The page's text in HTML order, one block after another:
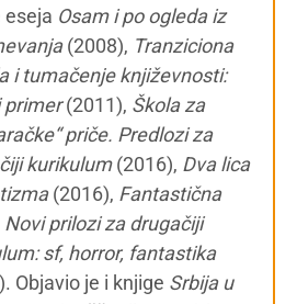
eseja Osam i po ogleda iz
(2008), Tranziciona
i tumačenje književnosti:
primer(2011), Škola za
priče. Predlozi za
kurikulum(2016), Dva lica
(2016), Fantastična
Novi prilozi za drugačiji
sf, horror, fantastika
Objavio je i knjige Srbija u